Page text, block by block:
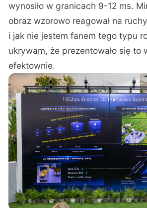
wynosiło w granicach 9-12 ms.
obraz wzorowo reagował na
i jak nie jestem fanem tego typu
ukrywam, że prezentowało się to
efektownie.